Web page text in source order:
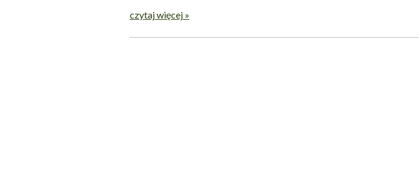
czytaj więcej »